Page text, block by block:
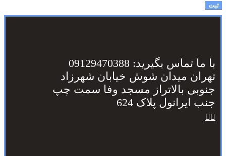
با ما تماس بگیرید: 09129470388
تهران میدان شوش خیابان شهرزاد
جنوبی بالاتراز مسجد وفا سمت چپ
جنب ایرانول پلاک 624